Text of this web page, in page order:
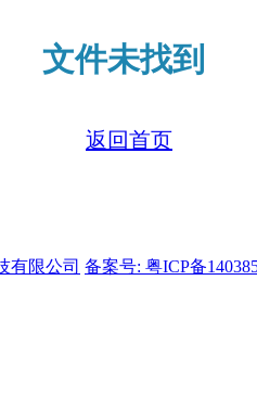
文件未找到
返回首页
有限公司 备案号: 粤ICP备